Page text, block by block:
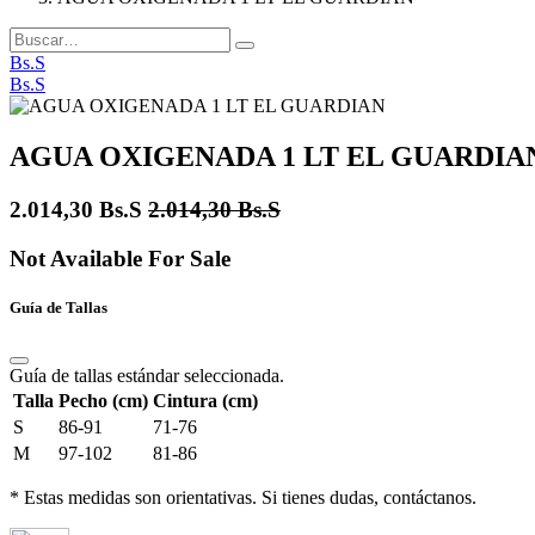
Bs.S
Bs.S
AGUA OXIGENADA 1 LT EL
2.014,30 Bs.S 2.014,30Bs.S
Not Available For Sale
Guía de Tallas
Guía de tallas estándar seleccionada.
Talla Pecho (cm) Cintura (cm)
S
86-91
71-76
M
97-102 81-86
* Estas medidas son orientativas. Si tienes dudas, contáctanos.